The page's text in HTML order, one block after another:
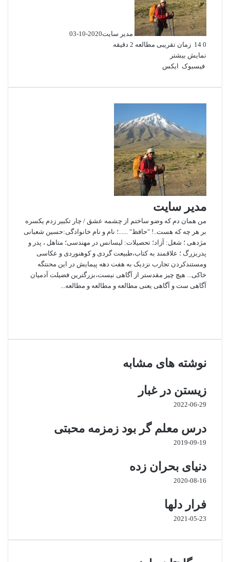
مدیر سایت2020-10-03
0
زمان تقریبی مطالعه 2 دقیقه
نمایش بیشتر
فیسبوک
ایکس
ن
ا
ی
ن
ت
پ
گ
م
ت
ک
گ
ذ
ا
ر
ی
ب
ا
ا
م
ی
پ
مدیر سایت
من همان دم که وضو ساختم از چشمه عشق / چار تکبیر زدم یکسره
بر هر چه که هست..! "حافظ" ......؛ نام و نام خانوادگی:حسین شعبانی
مژدهی ؛ شغل: آزاد؛ تحصیلات: لیسانس در مهندسی؛ متاهل ، پدر و
پدربزرگ ؛ علاقمند به کتاب،طبیعت گردی و کوهنوردی و عکاسی
ومستندکردن تجارب نزدیک به هفت دهه پیمایش در این محنتگه
خاکی... هیچ چیز مقدستر از آگاهی نیست،بزرگترین فضیلت آدمیان
آگاهی ست و آگاهی یعنی مطالعه و مطالعه و مطالعه...
یب
ک
ن
ت
ر
ا
نوشته های مشابه
زیستن در غبار
2022-06-29
درس معلم گر بود زمزمه محبتی
2019-09-19
دنیای بحران زده
2020-08-16
فرار دلها
2021-05-23